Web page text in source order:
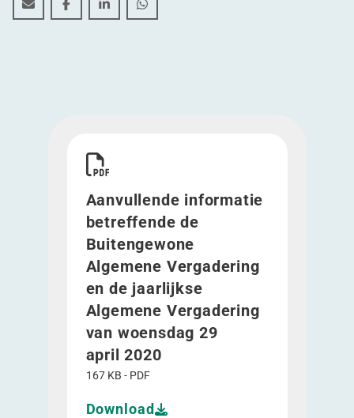
Aanvullende informatie betreffende de
Aanvullende informatie betreffende de
Aanvullende informatie betreffende de
Aanvullende informatie
Aanvullende informatie
betreffende de
Buitengewone
Algemene Vergadering
en de jaarlijkse
Algemene Vergadering
van woensdag 29
april 2020
167 KB - PDF
Download